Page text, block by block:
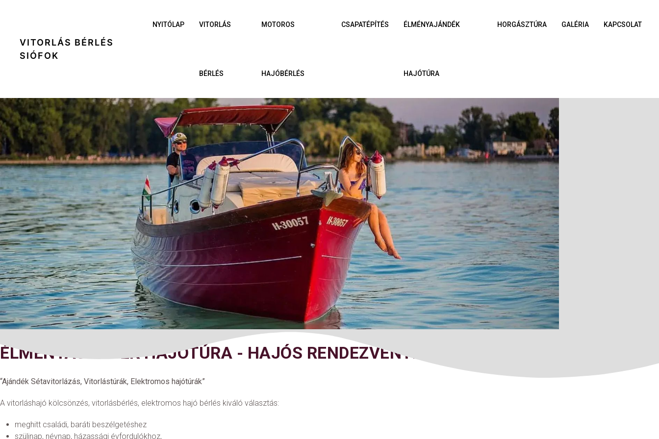
VITORLÁS BÉRLÉS
SIÓFOK
NYITÓLAP VITORLÁS
BÉRLÉS
MOTOROS
HAJÓBÉRLÉS
CSAPATÉPÍTÉS ÉLMÉNYAJÁNDÉK
HAJÓTÚRA
HORGÁSZTÚRA GALÉRIA KAPCSOLAT
ÉLMÉNYAJÁNDÉK HAJÓTÚRA - HAJÓS RENDEZVÉNYEK SIÓFOKON
“Ajándék Sétavitorlázás, Vitorlástúrák, Elektromos hajótúrák”
A vitorláshajó kölcsönzés, vitorlásbérlés, elektromos hajó bérlés kiváló választás:
meghitt családi, baráti beszélgetéshez
szülinap, névnap, házassági évfordulókhoz,